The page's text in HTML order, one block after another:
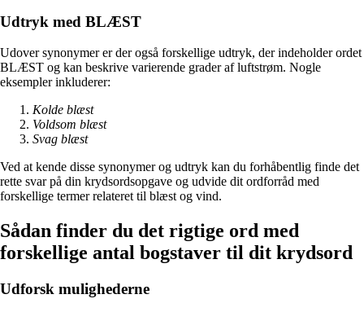
Udtryk med BLÆST
Udover synonymer er der også forskellige udtryk, der indeholder ordet
BLÆST og kan beskrive varierende grader af luftstrøm. Nogle
eksempler inkluderer:
Kolde blæst
Voldsom blæst
Svag blæst
Ved at kende disse synonymer og udtryk kan du forhåbentlig finde det
rette svar på din krydsordsopgave og udvide dit ordforråd med
forskellige termer relateret til blæst og vind.
Sådan finder du det rigtige ord med
forskellige antal bogstaver til dit krydsord
Udforsk mulighederne